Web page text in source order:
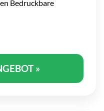
Bedruckbare
»